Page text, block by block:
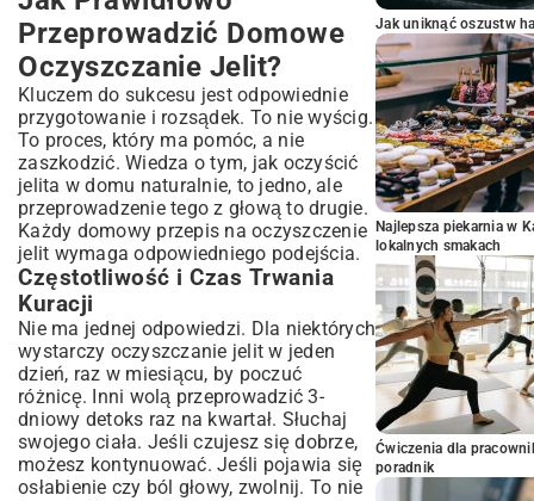
Przeprowadzić Domowe
Oczyszczanie Jelit?
Kluczem do sukcesu jest odpowiednie
przygotowanie i rozsądek. To nie wyścig.
To proces, który ma pomóc, a nie
zaszkodzić. Wiedza o tym, jak oczyścić
jelita w domu naturalnie, to jedno, ale
przeprowadzenie tego z głową to drugie.
Każdy domowy przepis na oczyszczenie
jelit wymaga odpowiedniego podejścia.
Częstotliwość i Czas Trwania
Kuracji
Nie ma jednej odpowiedzi. Dla niektórych
wystarczy oczyszczanie jelit w jeden
dzień, raz w miesiącu, by poczuć
różnicę. Inni wolą przeprowadzić 3-
dniowy detoks raz na kwartał. Słuchaj
swojego ciała. Jeśli czujesz się dobrze,
możesz kontynuować. Jeśli pojawia się
osłabienie czy ból głowy, zwolnij. To nie
Jak uniknąć oszustw
Najlepsza piekarnia w
lokalnych smakach
Ćwiczenia dla
poradnik